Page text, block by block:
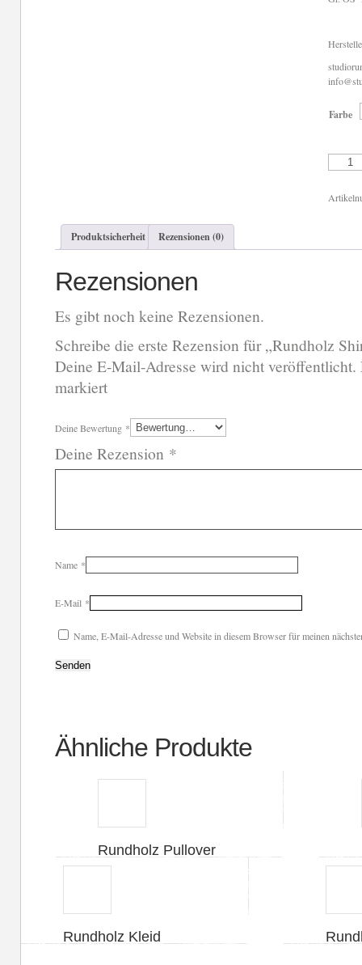
Farbe
Produktsicherheit Rezensionen (0)
Rezensionen
Es gibt noch keine Rezensionen.
Schreibe die erste Rezension für „Rundholz
Deine E-Mail-Adresse wird nicht veröffentlicht.
markiert
Deine Bewertung *
Deine Rezension *
Name *
E-Mail *
Name, E-Mail-Adresse und Website in diesem Browser für meinen
Ähnliche Produkte
Rundholz Pullover
Rundholz Kleid